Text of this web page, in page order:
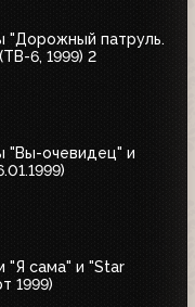
"Дорожный патруль.
6, 1999) 2
"Вы-очевидец" и
"Я сама" и "Star
1999)